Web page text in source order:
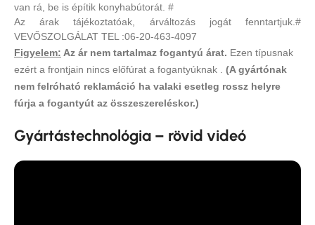
van rá, be is építik konyhabútorát. #
Az árak tájékoztatóak, árváltozás jogát fenntartjuk.#
VEVŐSZOLGÁLAT TEL :06-20-463-4097
Figyelem: Az ár nem tartalmaz fogantyú árat. Ezen típusnak
ezért a frontjain nincs előfúrat a fogantyúknak . (A gyártónak
nem felróható reklamáció ha valaki esetleg rossz helyre
fúrja a fogantyút az összeszereléskor.)
Gyártástechnológia – rövid videó